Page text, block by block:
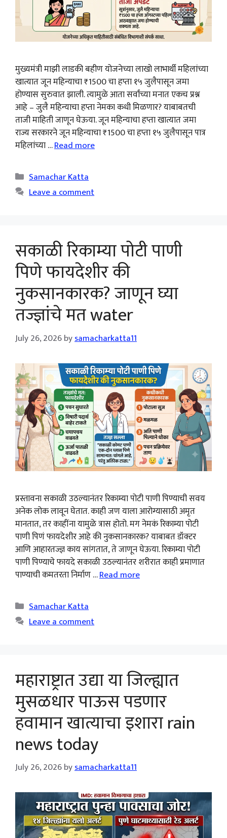
मुख्यमंत्री माझी लाडकी बहीण योजनेच्या लाखो लाभार्थी महिलांच्या
खात्यात जून महिन्याचा ₹1500 चा हप्ता १५ जुलैपासून जमा
होण्यास सुरुवात झाली. त्यामुळे आता सर्वांच्या मनात एकच प्रश्न
आहे – जुलै महिन्याचा हप्ता नेमका कधी मिळणार? याबाबतची
ताजी माहिती जाणून घेऊया. जून महिन्याचा हप्ता खात्यात जमा
राज्य सरकारने जून महिन्याचा ₹1500 चा हप्ता १५ जुलैपासून पात्र
महिलांच्या …Read more
Categories
Samachar Katta
Leave a comment
सकाळी रिकाम्या पोटी पाणी
पिणे फायदेशीर की
नुकसानकारक? जाणून घ्या
तज्ज्ञांचे मत water
July 26, 2026bysamacharkatta11
प्रस्तावना सकाळी उठल्यानंतर रिकाम्या पोटी पाणी पिण्याची सवय
अनेक लोक लावून घेतात. काही जण याला आरोग्यासाठी अमृत
मानतात, तर काहींना यामुळे त्रास होतो. मग नेमकं रिकाम्या पोटी
पाणी पिणं फायदेशीर आहे की नुकसानकारक? याबाबत डॉक्टर
आणि आहारतज्ज्ञ काय सांगतात, ते जाणून घेऊया. रिकाम्या पोटी
पाणी पिण्याचे फायदे सकाळी उठल्यानंतर शरीरात काही प्रमाणात
पाण्याची कमतरता निर्माण …Read more
Categories
Samachar Katta
Leave a comment
महाराष्ट्रात उद्या या जिल्ह्यात
मुसळधार पाऊस पडणार
हवामान खात्याचा इशारा rain
news today
July 26, 2026bysamacharkatta11